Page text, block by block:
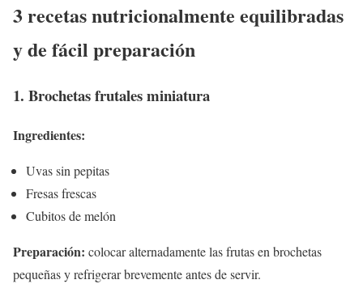
3 recetas nutricionalmente equilibradas
y de fácil preparación
1. Brochetas frutales miniatura
Ingredientes:
Uvas sin pepitas
Fresas frescas
Cubitos de melón
Preparación: colocar alternadamente las frutas en brochetas
pequeñas y refrigerar brevemente antes de servir.